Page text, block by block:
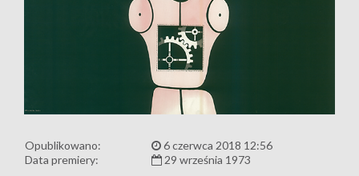
Opublikowano:
6 czerwca 2018 12:56
Data premiery:
29 września 1973